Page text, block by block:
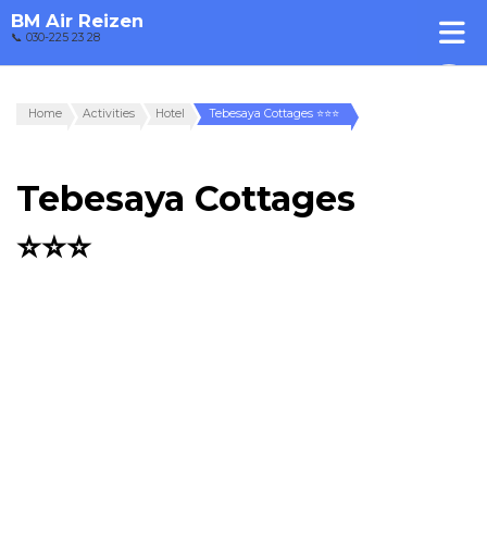
BM Air Reizen
📞 030-225 23 28
Home Activities Hotel Tebesaya Cottages ⭐⭐⭐
Tebesaya Cottages
⭐⭐⭐